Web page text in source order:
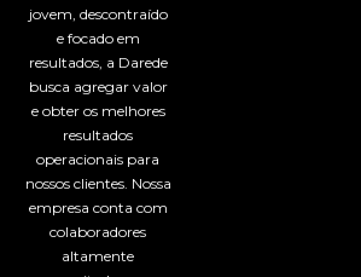
jovem, descontraído
e focado em
resultados, a Darede
busca agregar valor
e obter os melhores
resultados
operacionais para
nossos clientes. Nossa
empresa conta com
colaboradores
altamente